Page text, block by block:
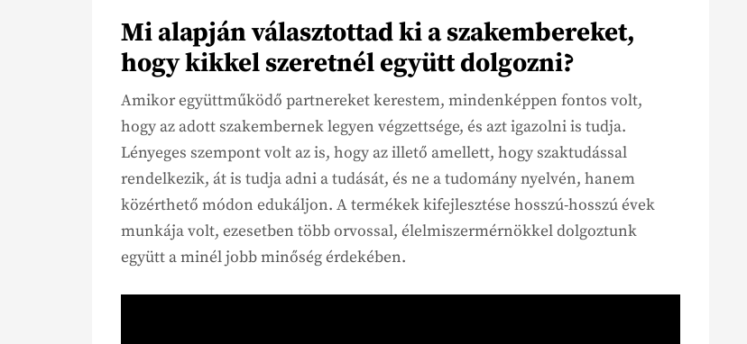
Mi alapján választottad ki a szakembereket,
hogy kikkel szeretnél együtt dolgozni?
Amikor együttműködő partnereket kerestem, mindenképpen fontos volt,
hogy az adott szakembernek legyen végzettsége, és azt igazolni is tudja.
Lényeges szempont volt az is, hogy az illető amellett, hogy szaktudással
rendelkezik, át is tudja adni a tudását, és ne a tudomány nyelvén, hanem
közérthető módon edukáljon. A termékek kifejlesztése hosszú-hosszú évek
munkája volt, ezesetben több orvossal, élelmiszermérnökkel dolgoztunk
együtt a minél jobb minőség érdekében.